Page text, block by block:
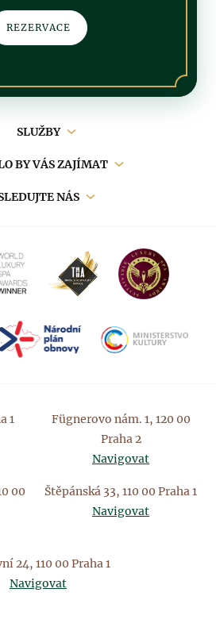
REZERVACE
SLUŽBY
BY VÁS ZAJÍMAT
NÁS
1
Fügnerovo nám. 1, 120 00
Praha 2
Navigovat
00
Štěpánská 33, 110 00 Praha 1
Navigovat
24, 110 00 Praha 1
Navigovat